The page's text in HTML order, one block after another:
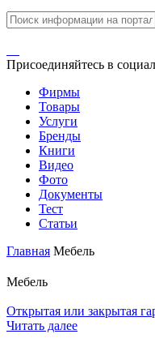
Присоединяйтесь в
Фирмы
Товары
Услуги
Бренды
Книги
Видео
Фото
Документы
Тест
Статьи
Главная Мебель
Мебель
Открытая или закрытая
Читать далее